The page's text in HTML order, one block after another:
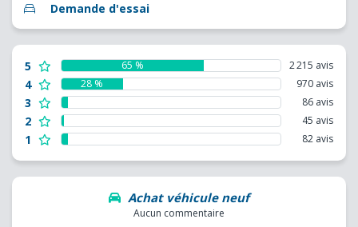
Demande d'essai
5 65 % 2 215 avis
4 28 % 970 avis
3 86 avis
2 45 avis
1 82 avis
Achat véhicule neuf
Aucun commentaire